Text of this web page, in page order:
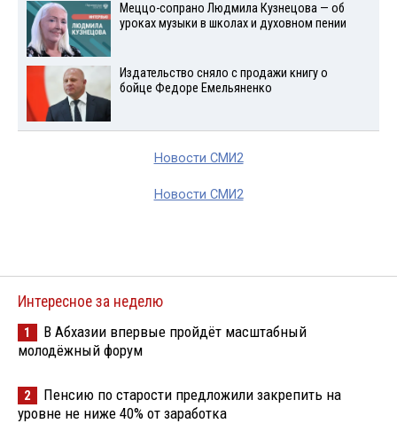
Меццо-сопрано Людмила Кузнецова — об
уроках музыки в школах и духовном пении
Издательство сняло с продажи книгу о
бойце Федоре Емельяненко
Новости СМИ2
Новости СМИ2
Интересное за неделю
1
В Абхазии впервые пройдёт масштабный
молодёжный форум
2
Пенсию по старости предложили закрепить на
уровне не ниже 40% от заработка